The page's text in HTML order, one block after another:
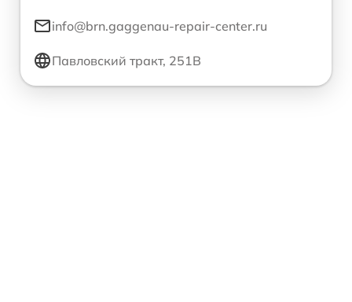
info@brn.gaggenau-repair-center.ru
Павловский тракт, 251В